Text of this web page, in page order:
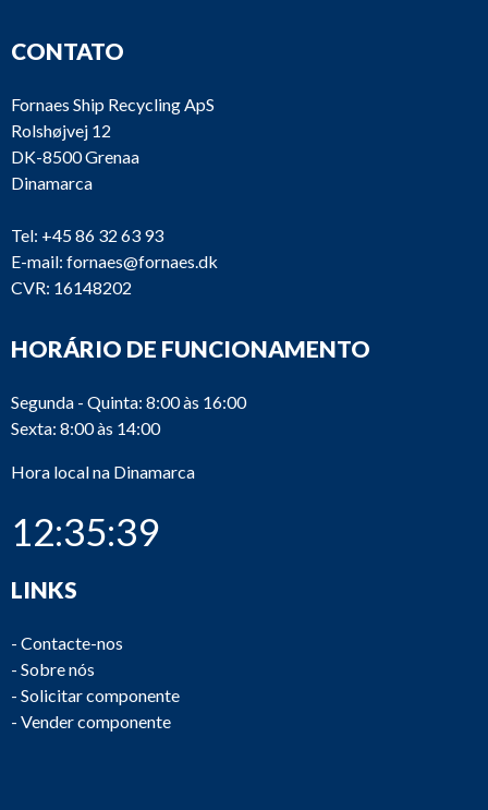
CONTATO
Fornaes Ship Recycling ApS
Rolshøjvej 12
DK-8500 Grenaa
Dinamarca
Tel: +45 86 32 63 93
E-mail: fornaes@fornaes.dk
CVR: 16148202
HORÁRIO DE FUNCIONAMENTO
Segunda - Quinta: 8:00 às 16:00
Sexta: 8:00 às 14:00
Hora local na Dinamarca
12:35:39
LINKS
- Contacte-nos
- Sobre nós
- Solicitar componente
- Vender componente